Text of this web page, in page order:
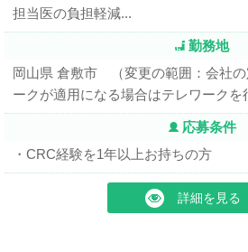
担当医の負担軽減...
勤務地
岡山県 倉敷市 （変更の範囲：会社の
ークが適用になる場合はテレワークを
応募条件
・CRC経験を1年以上お持ちの方
詳細を見る